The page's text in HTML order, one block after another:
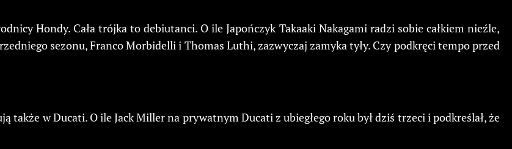
Hondy. Cała trójka to debiutanci. O ile Japończyk Takaaki Nakagami radzi sobie całkiem nieźle,
sezonu, Franco Morbidelli i Thomas Luthi, zazwyczaj zamyka tyły. Czy podkręci tempo przed
także w Ducati. O ile Jack Miller na prywatnym Ducati z ubiegłego roku był dziś trzeci i podkreślał, że